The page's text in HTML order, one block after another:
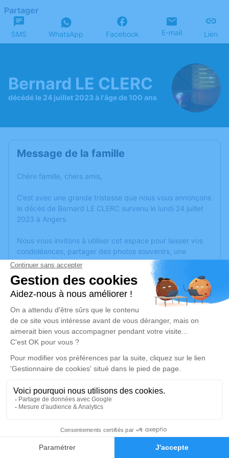
Faire-part Hommages
Partager
SMS WhatsApp Facebook E-mail Lien
Bernard LE CLERC
décédé le 24 juillet 2023 à l'âge de 100 ans
Message de la famille
Chère famille, chers amis,
C’est avec une grande tristesse que nous vous annonçons
le décès de Bernard LE CLERC survenu le lundi 24 juillet
2023 à Angers.
Nous vous invitons à utiliser cet espace pour laisser vos
condoléances, partager des photos souvenirs, une
anecdote ou exprimer vos pensées à travers des poèmes
ou des textes. Cet endroit est un lieu d'expression dédié à
honorer la mémoire de Bernard LE CLERC.
Un service de plantation d’arbre hommage estdisponible
vendredi 28 juillet 2023 à 10h30
Église Saint Aubin de Les Ponts-de-Cé
65 rue Victor Hugo